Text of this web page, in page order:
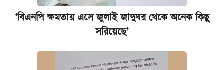
‘বিএনপি ক্ষমতায় এসে জুলাই জাদুঘর থেকে অনেক কিছু
সরিয়েছে’